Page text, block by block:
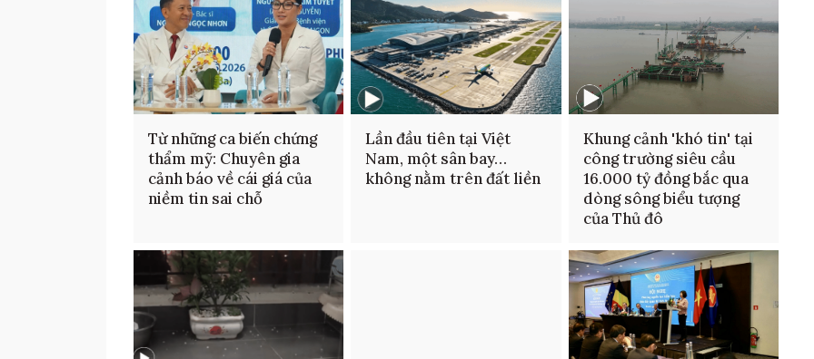
Từ những ca biến chứng
thẩm mỹ: Chuyên gia
cảnh báo về cái giá của
niềm tin sai chỗ
Lần đầu tiên tại Việt
Nam, một sân bay…
không nằm trên đất liền
Khung cảnh 'khó tin' tại
công trường siêu cầu
16.000 tỷ đồng bắc qua
dòng sông biểu tượng
của Thủ đô